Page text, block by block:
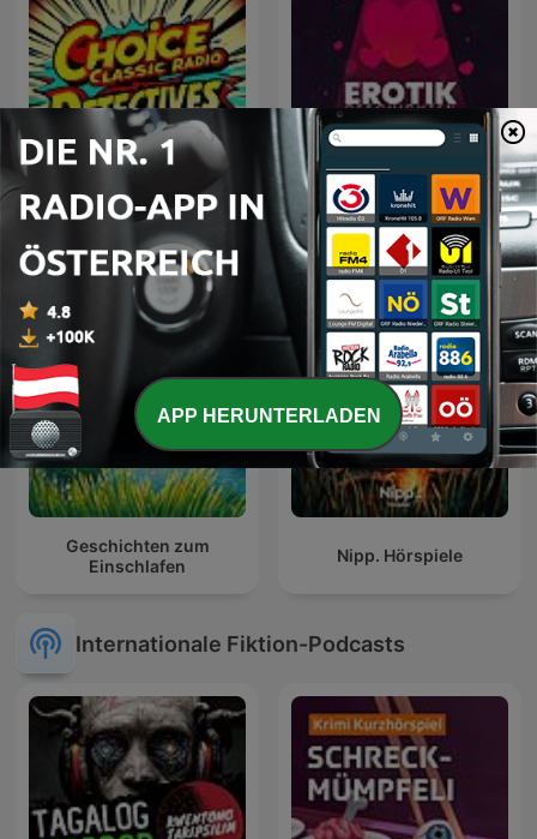
Choice Classic Radio
Detectives | Old Time
Radio
Erotik Geschichten
Geschichten zum
Einschlafen
Nipp. Hörspiele
Internationale Fiktion-Podcasts
APP HERUNTERLADEN